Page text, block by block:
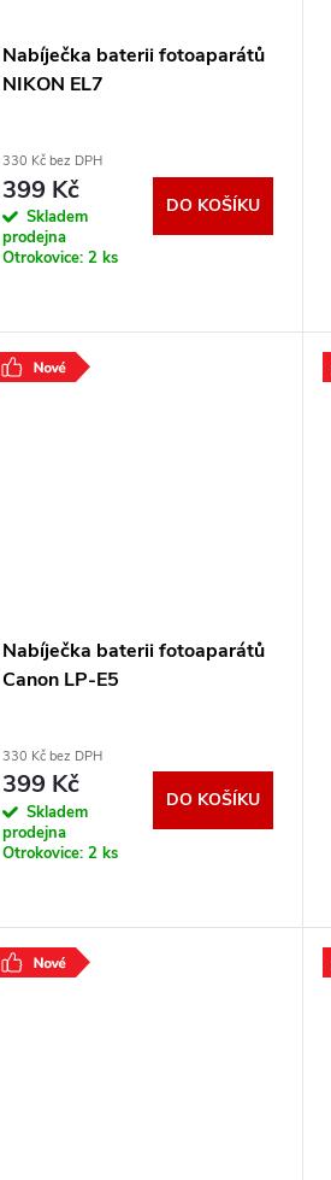
Nabíječka baterii fotoaparátů
NIKON EL7
330 Kč bez DPH
399 Kč
Skladem
prodejna
Otrokovice: 2 ks
DO KOŠÍKU
Nabíječka baterii fotoaparátů
Canon LP-E5
330 Kč bez DPH
399 Kč
Skladem
prodejna
Otrokovice: 2 ks
DO KOŠÍKU